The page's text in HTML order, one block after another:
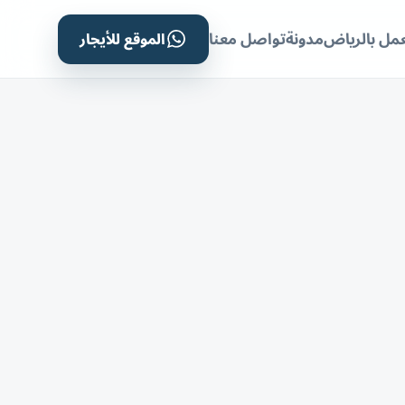
بالرياضمدونةتواصل معنا الموقع للأيجار